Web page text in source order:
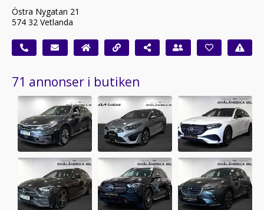
Östra Nygatan 21
574 32 Vetlanda
71 annonser i butiken